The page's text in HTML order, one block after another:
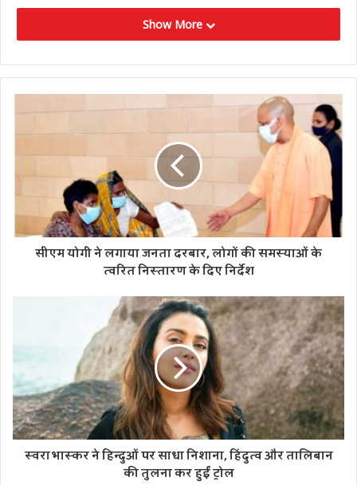
है, वो नहीं बदले हैं।’
महिलाओं को घर की चार दीवारों के अंदर ही सीमित कर दिया गया था।
तब भी महिलाओं के जीवन और अधिकारों पर कई कड़ी पाबंदियां लगाई
गई थी। अब एक बार फिर सत्ता में तालिबान की वापसी हो गई है। ऐसे में
सबसे बड़ी समस्या अफगानी महिलाओं की सुरक्षा और अधिकारों की बनी
हुई है।
Show More
सीएम योगी ने लगाया जनता दरबार, लोगों की समस्याओं के
त्वरित निस्तारण के दिए निर्देश
स्वरा भास्कर ने हिन्दुओं पर साधा निशाना, हिंदुत्व और तालिबान
की तुलना कर हुईं ट्रोल